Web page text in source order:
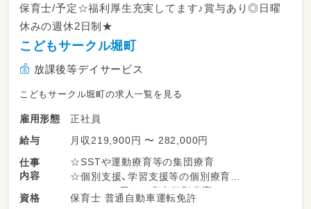
保育士/予定☆福利厚生充実してます♪賞与あり◎日曜
休みの週休2日制★
こどもサークル堀町
放課後等デイサービス
こどもサークル堀町の求人一覧を見る
雇用形態
正社員
給与
月収219,900円 〜 282,000円
仕事
内容
☆SSTや運動療育等の集団療育
☆個別支援、学習支援等の個別療育
☆ADDSを用いた完全個別療育
☆学校、自宅等への送迎業務
資格
保育士 普通自動車運転免許